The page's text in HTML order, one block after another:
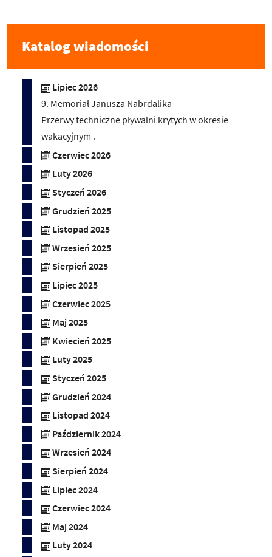
Katalog wiadomości
Lipiec 2026
9. Memoriał Janusza Nabrdalika
Przerwy techniczne pływalni krytych w okresie
wakacyjnym .
Czerwiec 2026
Luty 2026
Styczeń 2026
Grudzień 2025
Listopad 2025
Wrzesień 2025
Sierpień 2025
Lipiec 2025
Czerwiec 2025
Maj 2025
Kwiecień 2025
Luty 2025
Styczeń 2025
Grudzień 2024
Listopad 2024
Październik 2024
Wrzesień 2024
Sierpień 2024
Lipiec 2024
Czerwiec 2024
Maj 2024
Luty 2024